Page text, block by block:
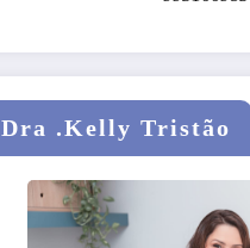
Dra .Kelly Tristão